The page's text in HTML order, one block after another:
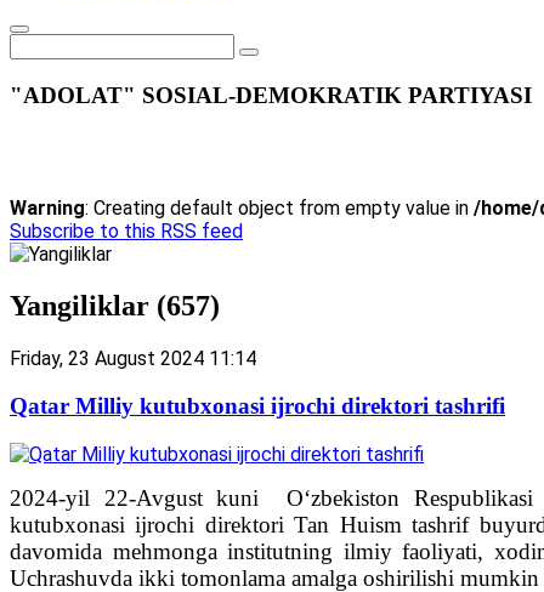
"ADOLAT" SOSIAL-DEMOKRATIK PARTIYASI
Warning: Creating default object from empty value in /home/
Subscribe to this RSS feed
Yangiliklar (657)
Friday, 23 August 2024 11:14
Qatar Milliy kutubxonasi ijrochi direktori tashrifi
2024-yil 22-Avgust kuni O‘zbekiston
kutubxonasi ijrochi direktori Tan Huism tashrif
davomida mehmonga institutning ilmiy faoliyati,
Uchrashuvda ikki tomonlama amalga oshirilishi